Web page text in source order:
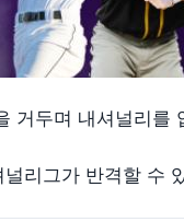
거두며 내셔널리를
리그가 반격할 수